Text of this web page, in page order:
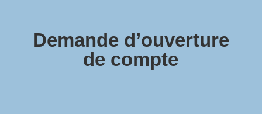
Demande d’ouverture
de compte